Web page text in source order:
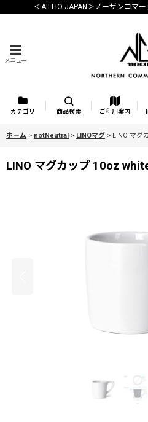
＜AILLIO JAPAN＞ノーザンコマ
メニュー
カテゴリ 商品検索 ご利用案内
ホーム > notNeutral > LINOマグ > LINO マグ
LINO マグカップ 10oz